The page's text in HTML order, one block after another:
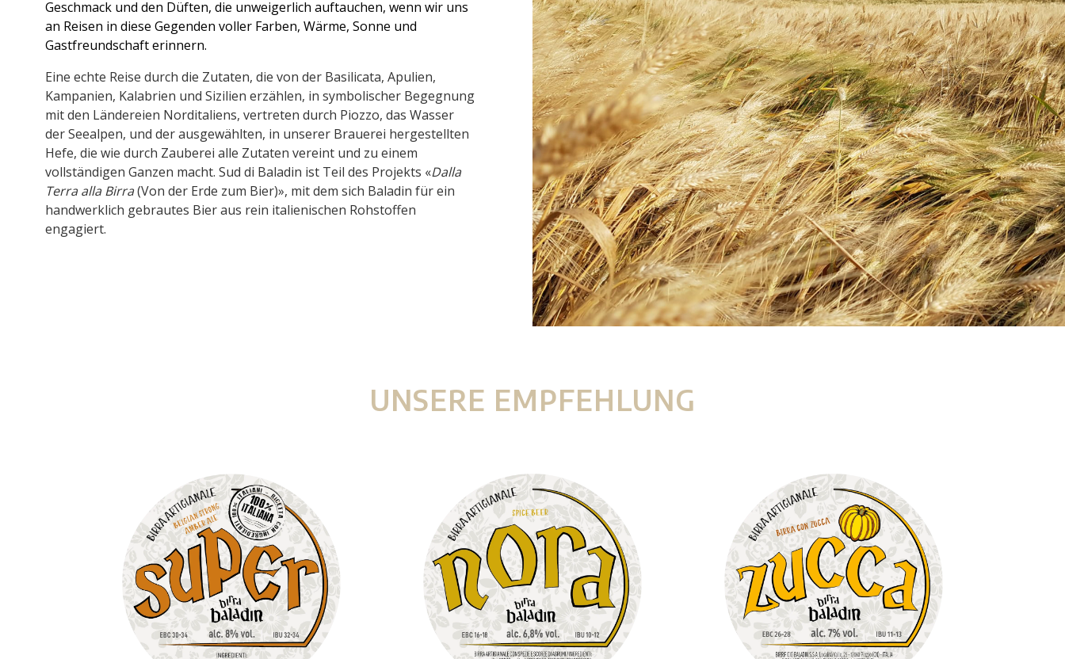
Geschmack und den Düften, die unweigerlich auftauchen, wenn wir uns
an Reisen in diese Gegenden voller Farben, Wärme, Sonne und
Gastfreundschaft erinnern.
Eine echte Reise durch die Zutaten, die von der Basilicata, Apulien,
Kampanien, Kalabrien und Sizilien erzählen, in symbolischer Begegnung
mit den Ländereien Norditaliens, vertreten durch Piozzo, das Wasser
der Seealpen, und der ausgewählten, in unserer Brauerei hergestellten
Hefe, die wie durch Zauberei alle Zutaten vereint und zu einem
vollständigen Ganzen macht. Sud di Baladin ist Teil des Projekts «Dalla
Terra alla Birra(Von der Erde zum Bier)», mit dem sich Baladin für ein
handwerklich gebrautes Bier aus rein italienischen Rohstoffen
engagiert.
UNSERE EMPFEHLUNG